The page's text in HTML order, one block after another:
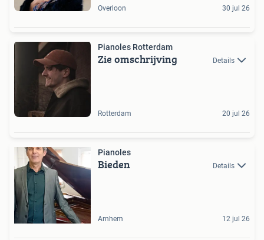
Overloon 30 jul 26
Pianoles Rotterdam
Zie omschrijving Details
Rotterdam 20 jul 26
Pianoles
Bieden Details
Arnhem 12 jul 26